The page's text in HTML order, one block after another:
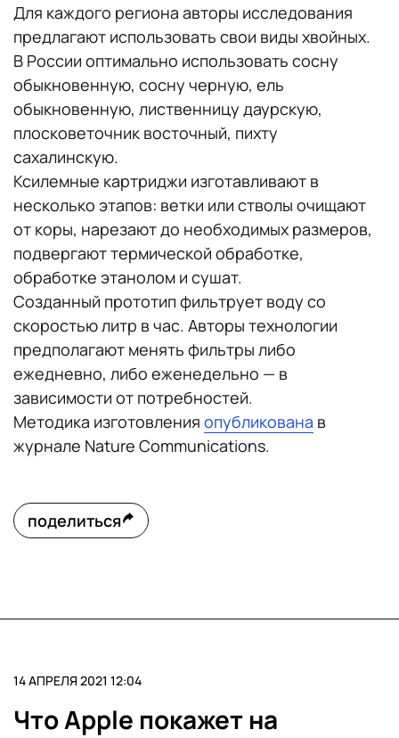
Для каждого региона авторы исследования
предлагают использовать свои виды хвойных.
В России оптимально использовать сосну
обыкновенную, сосну черную, ель
обыкновенную, лиственницу даурскую,
плосковеточник восточный, пихту
сахалинскую.
Ксилемные картриджи изготавливают в
несколько этапов: ветки или стволы очищают
от коры, нарезают до необходимых размеров,
подвергают термической обработке,
обработке этанолом и сушат.
Созданный прототип фильтрует воду со
скоростью литр в час. Авторы технологии
предполагают менять фильтры либо
ежедневно, либо еженедельно — в
зависимости от потребностей.
Методика изготовления опубликована в
журнале Nature Communications.
поделиться
14 АПРЕЛЯ 2021 12:04
Что Apple покажет на